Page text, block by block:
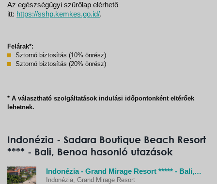
Az egészségügyi szűrőlap elérhető
itt: https://sshp.kemkes.go.id/.
Felárak*:
Sztornó biztosítás (10% önrész)
Sztornó biztosítás (20% önrész)
* A választható szolgáltatások indulási időpontonként eltérőek
lehetnek.
Indonézia - Sadara Boutique Beach Resort
**** - Bali, Benoa hasonló utazások
Indonézia - Grand Mirage Resort ***** - Bali, Benoa
Indonézia, Grand Mirage Resort